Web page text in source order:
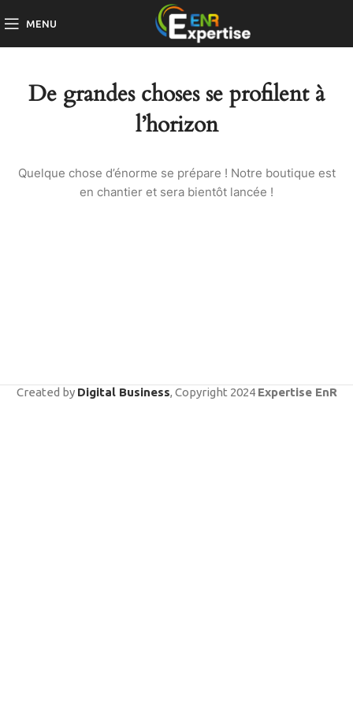
MENU
De grandes choses se profilent à
l’horizon
Quelque chose d’énorme se prépare ! Notre boutique est
en chantier et sera bientôt lancée !
Created by Digital Business, Copyright 2024 Expertise EnR